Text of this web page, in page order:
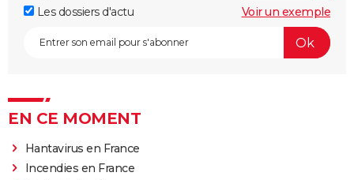
Les dossiers d'actu
Voir un exemple
EN CE MOMENT
Hantavirus en France
Incendies en France